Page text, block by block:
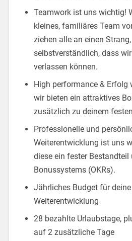
Teamwork ist uns wichtig!
kleines, familiäres Team
ziehen alle an einen
selbstverständlich, dass
verlassen können.
High performance & Erfolg
wir bieten ein attraktives
zusätzlich zu deinem
Professionelle und
Weiterentwicklung ist uns
diese ein fester Bestandteil
Bonussystems (OKRs).
Jährliches Budget für
Weiterentwicklung
28 bezahlte Urlaubstage,
auf 2 zusätzliche Tage